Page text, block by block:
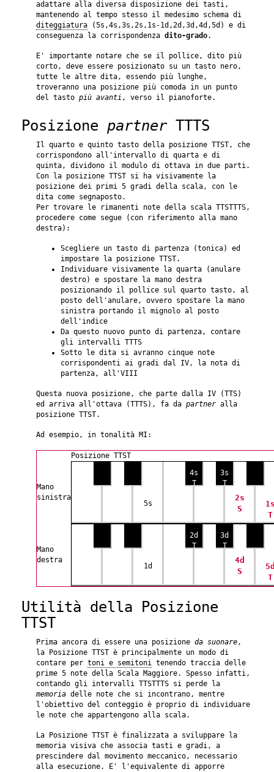
adattare alla diversa disposizione dei tasti,
mantenendo al tempo stesso il medesimo schema di
diteggiatura (5s,4s,3s,2s,1s-1d,2d,3d,4d,5d) e di
conseguenza la corrispondenza dito-grado.
E' importante notare che se il pollice, dito più
corto, deve essere posizionato su un tasto nero,
tutte le altre dita, essendo più lunghe,
troveranno una posizione più comoda in un punto
del tasto più avanti , verso il pianoforte.
Posizione partnerTTTS
Il quarto e quinto tasto della posizione TTST, che
corrispondono all'intervallo di quarta e di
quinta, dividono il modulo di ottava in due parti.
Con la posizione TTST si ha visivamente la
posizione dei primi 5 gradi della scala, con le
dita come segnaposto.
Per trovare le rimanenti note della scala TTSTTTS,
procedere come segue (con riferimento alla mano
destra):
Scegliere un tasto di partenza (tonica) ed
impostare la posizione TTST.
Individuare visivamente la quarta (anulare
destro) e spostare la mano destra
posizionando il pollice sul quarto tasto, al
posto dell'anulare, ovvero spostare la mano
sinistra portando il mignolo al posto
dell'indice
Da questo nuovo punto di partenza, contare
gli intervalli TTTS
Sotto le dita si avranno cinque note
corrispondenti ai gradi dal IV, la nota di
partenza, all'VIII
Questa nuova posizione, che parte dalla IV (TTS)
ed arriva all'ottava (TTTS), fa da partner alla
posizione TTST.
Ad esempio, in tonalità MI:
Posizione TTST
Mano
sinistra
5s
4s
T
3s
T
2s
S
T
Mano
destra
1d
2d
T
3d
T
4d
S
T
Utilità della Posizione
TTST
Prima ancora di essere una posizione da suonare,
la Posizione TTST è principalmente un modo di
contare per toni e semitoni tenendo traccia delle
prime 5 note della Scala Maggiore. Spesso infatti,
contando gli intervalli TTSTTTS si perde la
memoria delle note che si incontrano, mentre
l'obiettivo del conteggio è proprio di individuare
le note che appartengono alla scala.
La Posizione TTST è finalizzata a sviluppare la
memoria visiva che associa tasti e gradi, a
prescindere dal movimento meccanico, necessario
alla esecuzione. E' l'equivalente di apporre